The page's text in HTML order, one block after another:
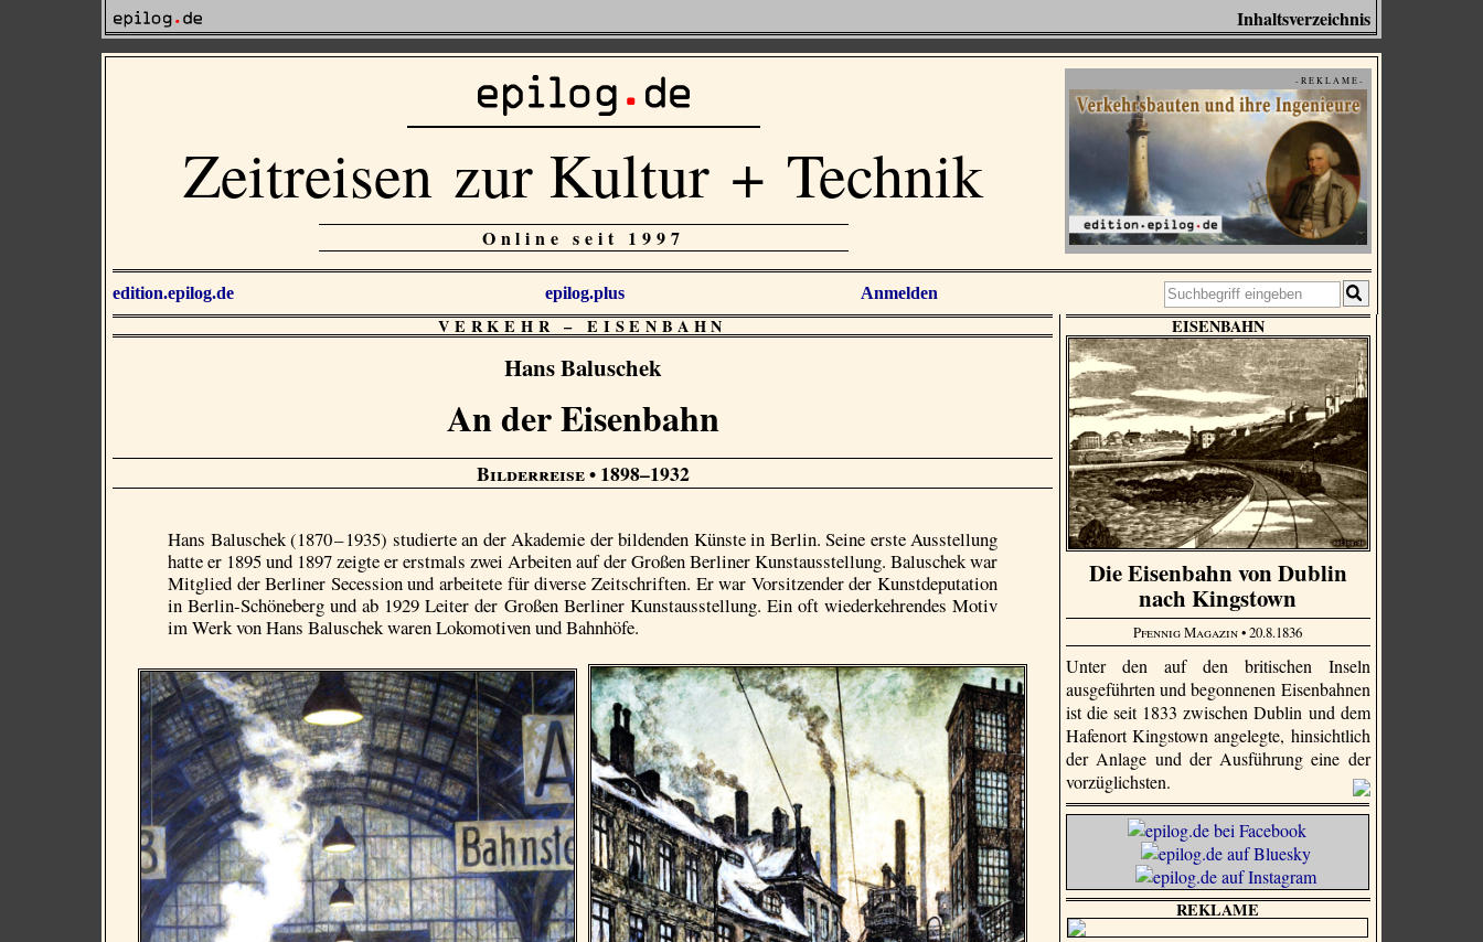
Inhaltsverzeichnis
Zeitreisen zur Kultur + Technik
Online seit 1997
- R E K L A M E -
edition.epilog.de epilog.plus Anmelden
VERKEHR–EISENBAHN
Hans Baluschek
An der Eisenbahn
Bilderreise• 1898–1932
Hans Baluschek (1870 – 1935) studierte an der Akademie der bildenden Künste in Berlin. Seine erste Ausstellung
hatte er 1895 und 1897 zeigte er erstmals zwei Arbeiten auf der Großen Berliner Kunstausstellung. Baluschek war
Mitglied der Berliner Secession und arbeitete für diverse Zeitschriften. Er war Vorsitzender der Kunstdeputation
in Berlin-Schöneberg und ab 1929 Leiter der Großen Berliner Kunstausstellung. Ein oft wiederkehrendes Motiv
im Werk von Hans Baluschek waren Lokomotiven und Bahnhöfe.
EISENBAHN
Die Eisenbahn von Dublin
nach Kingstown
Pfennig Magazin• 20.8.1836
Unter den auf den britischen Inseln
ausgeführten und begonnenen Eisenbahnen
ist die seit 1833 zwischen Dublin und dem
Hafenort Kingstown angelegte, hinsichtlich
der Anlage und der Ausführung eine der
vorzüg­lichsten.
REKLAME